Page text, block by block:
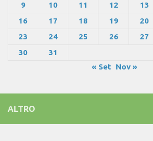
9
10 11 12 13
16
17 18 19 20
23
24 25 26 27
30
31
« Set
Nov »
ALTRO